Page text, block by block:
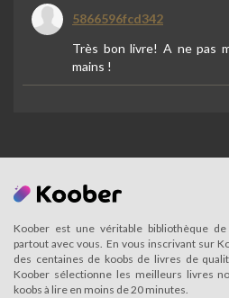
5866596fcd342
Très bon livre! A ne pas
mains !
Koober est une véritable bibliothèque
partout avec vous. En vous inscrivant sur
des centaines de koobs de livres de
Koober sélectionne les meilleurs livres
koobs à lire en moins de 20 minutes.